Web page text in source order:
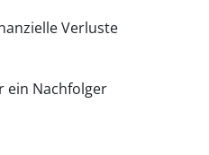
Verluste
ein Nachfolger